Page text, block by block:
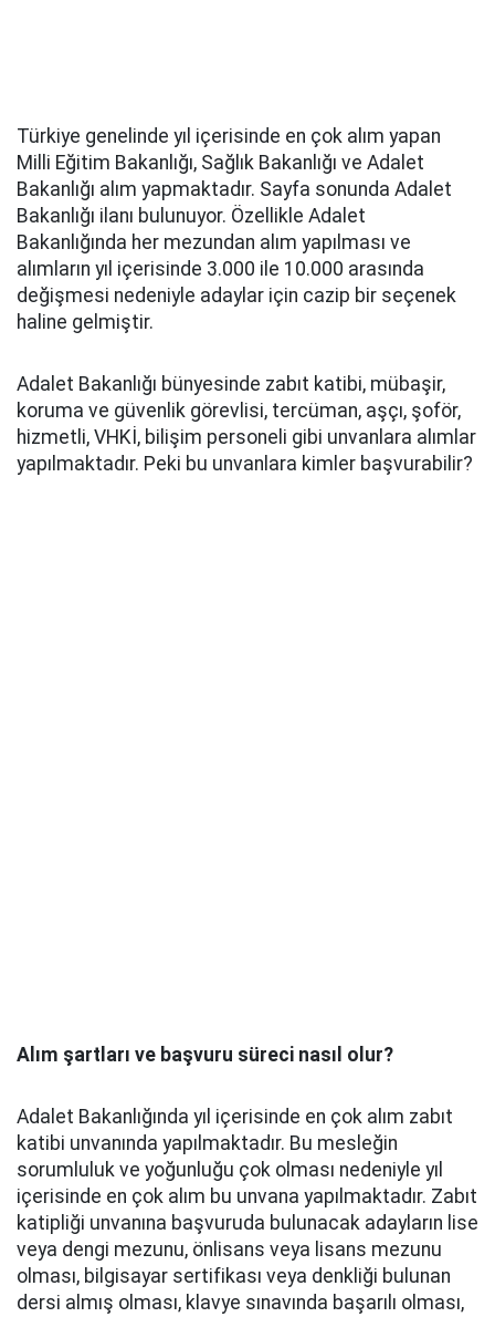
Türkiye genelinde yıl içerisinde en çok alım yapan
Milli Eğitim Bakanlığı, Sağlık Bakanlığı ve Adalet
Bakanlığı alım yapmaktadır. Sayfa sonunda Adalet
Bakanlığı ilanı bulunuyor. Özellikle Adalet
Bakanlığında her mezundan alım yapılması ve
alımların yıl içerisinde 3.000 ile 10.000 arasında
değişmesi nedeniyle adaylar için cazip bir seçenek
haline gelmiştir.
Adalet Bakanlığı bünyesinde zabıt katibi, mübaşir,
koruma ve güvenlik görevlisi, tercüman, aşçı, şoför,
hizmetli, VHKİ, bilişim personeli gibi unvanlara alımlar
yapılmaktadır. Peki bu unvanlara kimler başvurabilir?
Alım şartları ve başvuru süreci nasıl olur?
Adalet Bakanlığında yıl içerisinde en çok alım zabıt
katibi unvanında yapılmaktadır. Bu mesleğin
sorumluluk ve yoğunluğu çok olması nedeniyle yıl
içerisinde en çok alım bu unvana yapılmaktadır. Zabıt
katipliği unvanına başvuruda bulunacak adayların lise
veya dengi mezunu, önlisans veya lisans mezunu
olması, bilgisayar sertifikası veya denkliği bulunan
dersi almış olması, klavye sınavında başarılı olması,